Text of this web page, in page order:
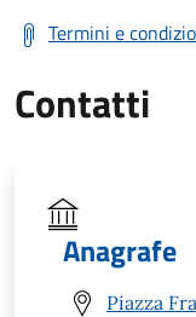
Termini e
Contatti
Anagrafe
Piazza